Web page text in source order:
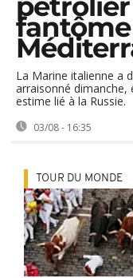
fantôme
La Marine italienne a
arraisonné dimanche,
estime lié à la Russie.
03/08 - 16:35
TOUR DU MONDE